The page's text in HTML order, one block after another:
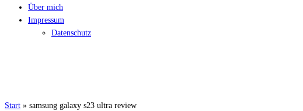
Über mich
Impressum
Datenschutz
Start » samsung galaxy s23 ultra review